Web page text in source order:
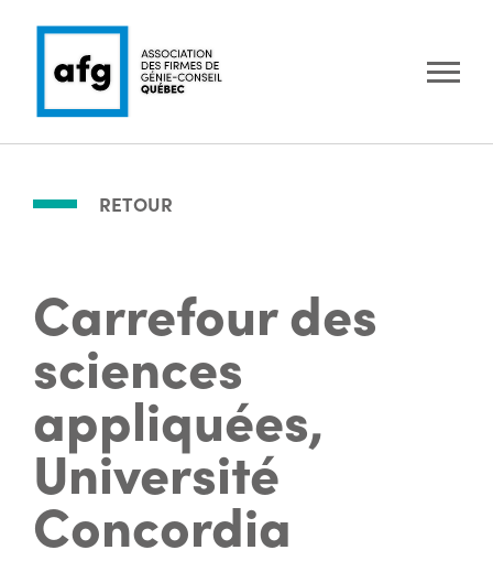
RETOUR
Carrefour des
sciences
appliquées,
Université
Concordia